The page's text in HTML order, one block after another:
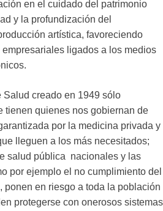
en el cuidado del patrimonio
y la profundización del
artística, favoreciendo
ligados a los medios
creado en 1949 sólo
quienes nos gobiernan de
por la medicina privada y
lleguen a los más necesitados;
salud pública nacionales y las
por ejemplo el no cumplimiento del
ponen en riesgo a toda la población
protegerse con onerosos sistemas